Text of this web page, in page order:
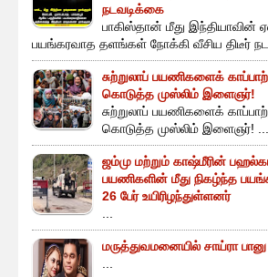
நடவடிக்கை
பாகிஸ்தான் மீது இந்தியாவின்
பயங்கரவாத தளங்கள் நோக்கி வீசிய திடீர்
சுற்றுலாப் பயணிகளைக்
கொடுத்த முஸ்லிம் இளைஞர்!
சுற்றுலாப் பயணிகளைக்
கொடுத்த முஸ்லிம் இளைஞர்! ...
ஜம்மு மற்றும் காஷ்மீரின்
பயணிகளின் மீது நிகழ்ந்த
26 பேர் உயிரிழந்துள்ளனர்
மருத்துவமனையில் சாய்ரா பானு